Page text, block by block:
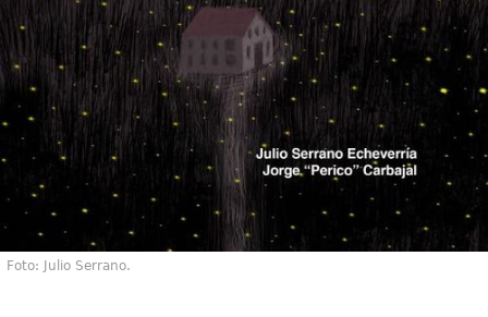
Foto: Julio Serrano.